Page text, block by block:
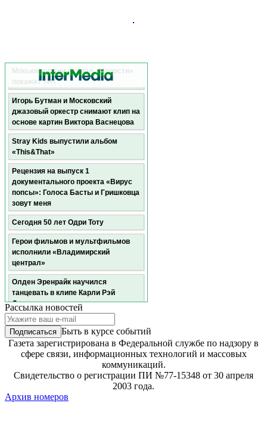
Мокьюментари-сериал «Новости»
покажет ТНТ
Игорь Бутман и Московский
джазовый оркестр снимают клип на
основе картин Виктора Васнецова
Stray Kids выпустили альбом
«This&That»
Рецензия на выпуск 1
документального проекта «Вирус
попсы»: Голоса Басты и Гришковца
зовут меня
Сегодня 50 лет Одри Тоту
Герои фильмов и мультфильмов
исполнили «Владимирский
централ»
Олден Эренрайк научился
танцевать в клипе Карли Рэй
Джепсен
Мадонна и Кайли Миноуг записали
дуэт
Пелагея: «Я чувствую себя в
самом расцвете сил. Ровно на свой
возраст»
«Перерожденные» покажет ТВ-3
Рассылка новостей
Быть в курсе событий
Газета зарегистрирована в Федеральной службе по надзору в
сфере связи, информационных технологий и массовых
коммуникаций.
Свидетельство о регистрации ПИ №77-15348 от 30 апреля
2003 года.
Архив номеров